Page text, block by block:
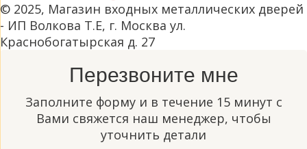
© 2025, Магазин входных металлических дверей
- ИП Волкова Т.Е, г. Москва ул.
Краснобогатырская д. 27
Перезвоните мне
Заполните форму и в течение 15 минут с
Вами свяжется наш менеджер, чтобы
уточнить детали